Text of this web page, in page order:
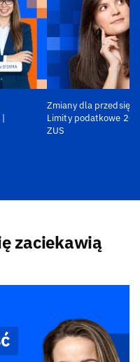
|
Zmiany dla
Limity podatkowe
ZUS
zaciekawią